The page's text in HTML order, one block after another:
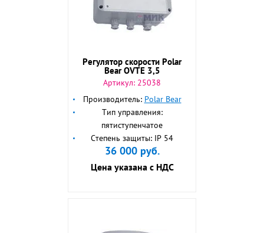
Регулятор скорости Polar
Bear OVTE 3,5
Артикул: 25038
Производитель: Polar Bear
Тип управления:
пятиступенчатое
Степень защиты: IP 54
36 000руб.
Цена указана с НДС